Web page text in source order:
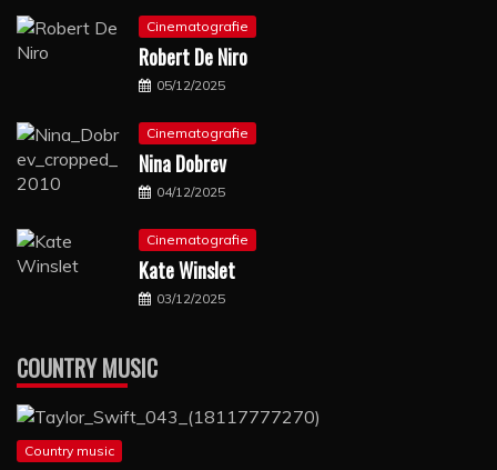
Cinematografie
Robert De Niro
05/12/2025
Cinematografie
Nina Dobrev
04/12/2025
Cinematografie
Kate Winslet
03/12/2025
COUNTRY MUSIC
Country music